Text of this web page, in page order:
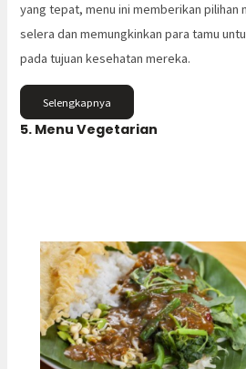
yang tepat, menu ini memberikan pilihan
selera dan memungkinkan para tamu
pada tujuan kesehatan mereka.
Selengkapnya
5. Menu Vegetarian